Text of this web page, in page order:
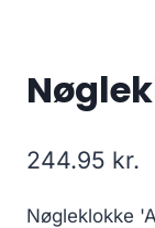
244.95 kr.
Nøgleklokke